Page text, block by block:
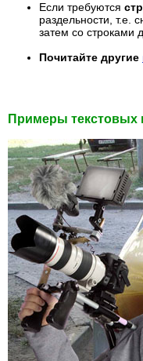
Если требуются
раздельности, т.е.
затем со строками
Почитайте другие
Примеры текстовых